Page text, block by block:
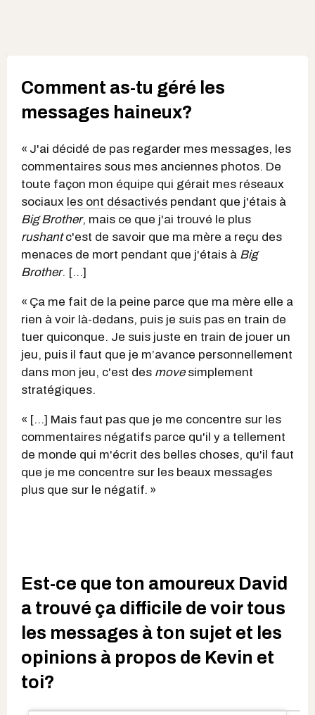
Comment as-tu géré les
messages haineux?
« J'ai décidé de pas regarder mes messages, les
commentaires sous mes anciennes photos. De
toute façon mon équipe qui gérait mes réseaux
sociaux les ont désactivés pendant que j'étais à
Big Brother, mais ce que j'ai trouvé le plus
rushantc'est de savoir que ma mère a reçu des
menaces de mort pendant que j'étais à Big
Brother. […]
« Ça me fait de la peine parce que ma mère elle a
rien à voir là-dedans, puis je suis pas en train de
tuer quiconque. Je suis juste en train de jouer un
jeu, puis il faut que je m’avance personnellement
dans mon jeu, c'est des movesimplement
stratégiques.
« […] Mais faut pas que je me concentre sur les
commentaires négatifs parce qu'il y a tellement
de monde qui m'écrit des belles choses, qu'il faut
que je me concentre sur les beaux messages
plus que sur le négatif. »
Est-ce que ton amoureux David
a trouvé ça difficile de voir tous
les messages à ton sujet et les
opinions à propos de Kevin et
toi?